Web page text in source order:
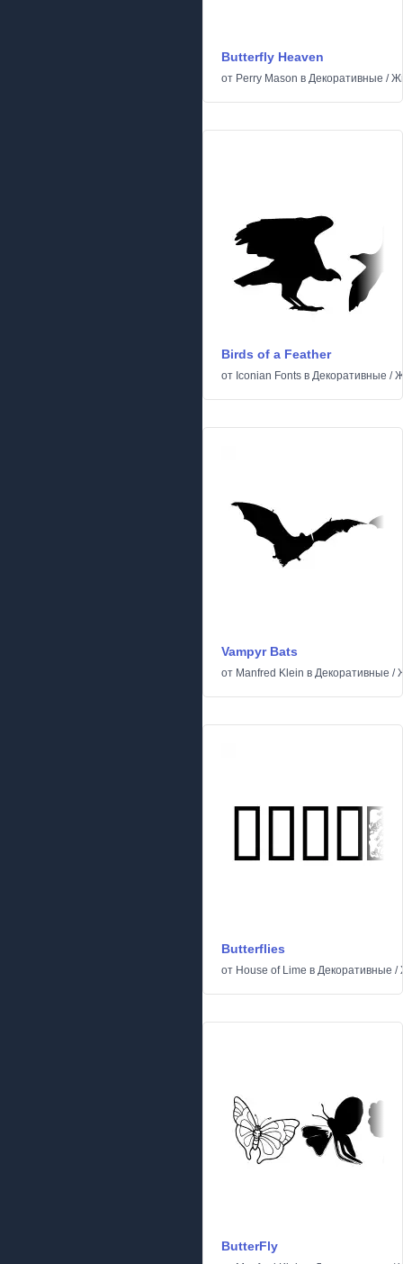
Butterfly Heaven
от Perry Mason в Декоративные /
Birds of a Feather
от Iconian Fonts в Декоративные /
Vampyr Bats
от Manfred Klein в Декоративные /
Butterflies
от House of Lime в Декоративные /
ButterFly